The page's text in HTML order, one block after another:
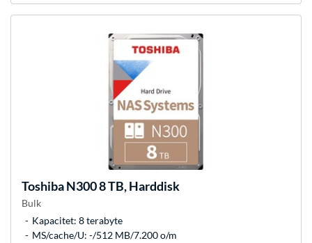
ToshibaN300 8 TB, Harddisk
Bulk
Kapacitet: 8 terabyte
MS/cache/U: -/512 MB/7.200 o/m